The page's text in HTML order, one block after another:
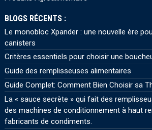
BLOGS RÉCENTS :
Le monobloc Xpander : une nouvelle ère
canisters
Critères essentiels pour choisir une
Guide des remplisseuses alimentaires
Guide Complet: Comment Bien Choisir sa
La « sauce secrète » qui fait des
des machines de conditionnement à haut
fabricants de condiments.